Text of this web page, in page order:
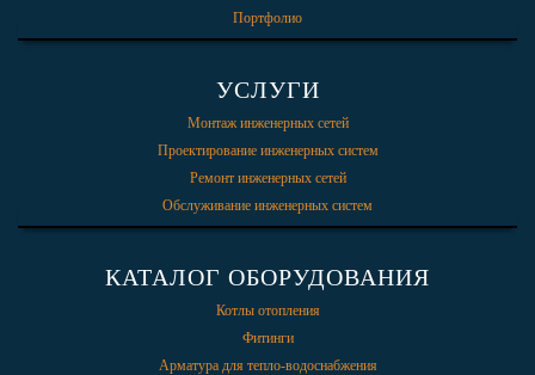
Портфолио
УСЛУГИ
Монтаж инженерных сетей
Проектирование инженерных систем
Ремонт инженерных сетей
Обслуживание инженерных систем
КАТАЛОГ ОБОРУДОВАНИЯ
Котлы отопления
Фитинги
Арматура для тепло-водоснабжения